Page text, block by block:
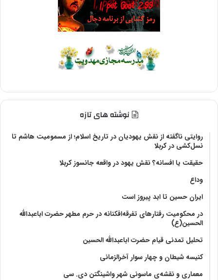
نوشته های تازه
روایتی ناگفته از نقش یهودیان در تاریخ اسلام؛ از مسمومیت هاشم تا
نسل‌کشی در کربلا
حقیقت یا افسانه؟‌ نقش یهود در واقعه جانسوز کربلا
وداع
ایران حسین تا ابد پیروز است
در محکومیت رفتارهای تفرقه‌افکنانه در حرم مطهر حضرت اباعبدالله
الحسین(ع)
تحلیل تمدنی قیام حضرت اباعبدالله الحسین
کنیسه شیطان و چهار سوار آخرالزمانی
معماری و نقشه‌ی ماسونی شهر واشينگتن دی. سی